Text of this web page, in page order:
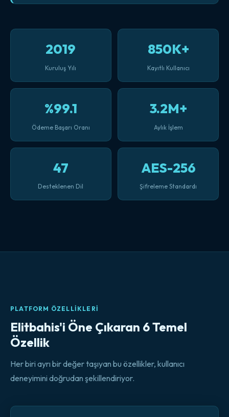
2019
Kuruluş Yılı
850K+
Kayıtlı Kullanıcı
%99.1
Ödeme Başarı Oranı
3.2M+
Aylık İşlem
47
Desteklenen Dil
AES-256
Şifreleme Standardı
PLATFORM ÖZELLIKLERI
Elitbahis'i Öne Çıkaran 6 Temel
Özellik
Her biri ayrı bir değer taşıyan bu özellikler, kullanıcı
deneyimini doğrudan şekillendiriyor.